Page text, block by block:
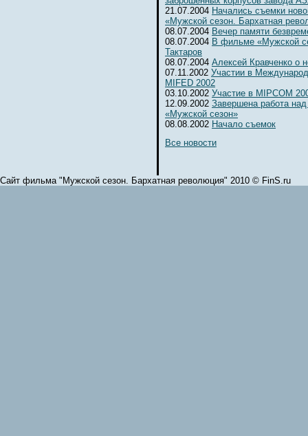
21.07.2004 Начались съемки
«Мужской сезон. Бархатная
08.07.2004 Вечер памяти
08.07.2004 В фильме «Мужской
Тактаров
08.07.2004 Алексей Кравченко о
07.11.2002 Участии в
MIFED 2002
03.10.2002 Участие в MIPCOM
12.09.2002 Завершена работа
«Мужской сезон»
08.08.2002 Начало съемок
Все новости
Сайт фильма "Мужской сезон. Бархатная революция" 2010 © FinS.ru